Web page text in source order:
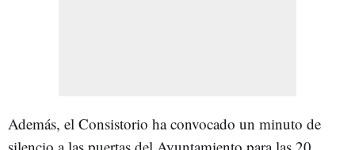
Además, el Consistorio ha convocado un minuto de